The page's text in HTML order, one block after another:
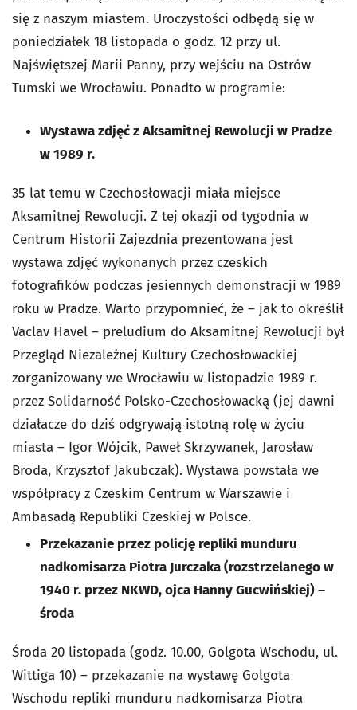
się z naszym miastem. Uroczystości odbędą się w
poniedziałek 18 listopada o godz. 12 przy ul.
Najświętszej Marii Panny, przy wejściu na Ostrów
Tumski we Wrocławiu. Ponadto w programie:
Wystawa zdjęć z Aksamitnej Rewolucji w Pradze
w 1989 r.
35 lat temu w Czechosłowacji miała miejsce
Aksamitnej Rewolucji. Z tej okazji od tygodnia w
Centrum Historii Zajezdnia prezentowana jest
wystawa zdjęć wykonanych przez czeskich
fotografików podczas jesiennych demonstracji w 1989
roku w Pradze. Warto przypomnieć, że – jak to określił
Vaclav Havel – preludium do Aksamitnej Rewolucji był
Przegląd Niezależnej Kultury Czechosłowackiej
zorganizowany we Wrocławiu w listopadzie 1989 r.
przez Solidarność Polsko-Czechosłowacką (jej dawni
działacze do dziś odgrywają istotną rolę w życiu
miasta – Igor Wójcik, Paweł Skrzywanek, Jarosław
Broda, Krzysztof Jakubczak). Wystawa powstała we
współpracy z Czeskim Centrum w Warszawie i
Ambasadą Republiki Czeskiej w Polsce.
Przekazanie przez policję repliki munduru
nadkomisarza Piotra Jurczaka (rozstrzelanego w
1940 r. przez NKWD, ojca Hanny Gucwińskiej) –
środa
Środa 20 listopada (godz. 10.00, Golgota Wschodu, ul.
Wittiga 10) – przekazanie na wystawę Golgota
Wschodu repliki munduru nadkomisarza Piotra